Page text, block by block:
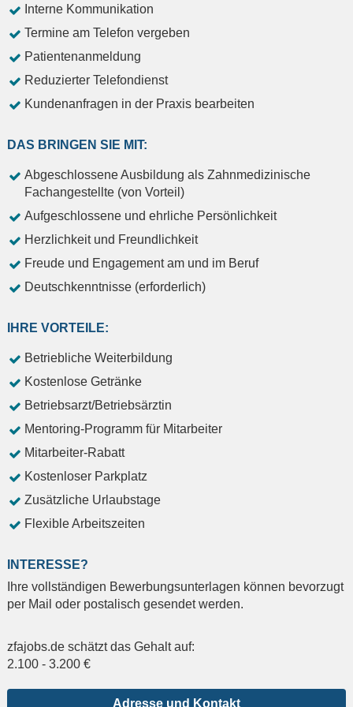
Interne Kommunikation
Termine am Telefon vergeben
Patientenanmeldung
Reduzierter Telefondienst
Kundenanfragen in der Praxis bearbeiten
DAS BRINGEN SIE MIT:
Abgeschlossene Ausbildung als Zahnmedizinische
Fachangestellte (von Vorteil)
Aufgeschlossene und ehrliche Persönlichkeit
Herzlichkeit und Freundlichkeit
Freude und Engagement am und im Beruf
Deutschkenntnisse (erforderlich)
IHRE VORTEILE:
Betriebliche Weiterbildung
Kostenlose Getränke
Betriebsarzt/Betriebsärztin
Mentoring-Programm für Mitarbeiter
Mitarbeiter-Rabatt
Kostenloser Parkplatz
Zusätzliche Urlaubstage
Flexible Arbeitszeiten
INTERESSE?
Ihre vollständigen Bewerbungsunterlagen können bevorzugt
per Mail oder postalisch gesendet werden.
zfajobs.de schätzt das Gehalt auf:
2.100 - 3.200 €
Adresse und Kontakt